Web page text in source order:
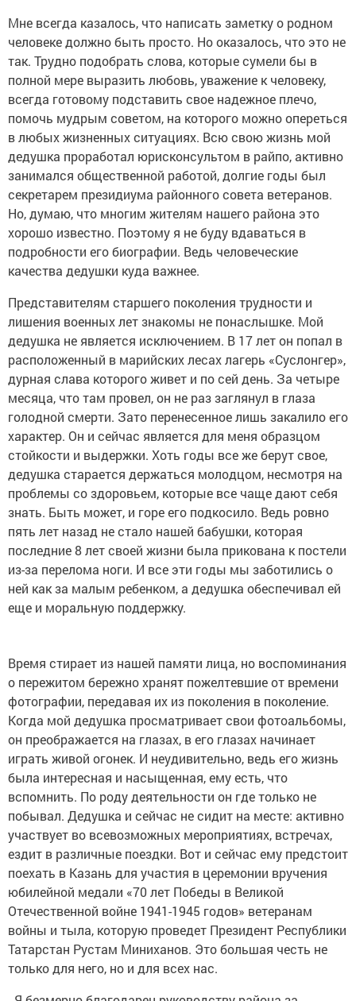
Мне всегда казалось, что написать заметку о родном
человеке должно быть просто. Но оказалось, что это не
так. Трудно подобрать слова, которые сумели бы в
полной мере выразить любовь, уважение к человеку,
всегда готовому подставить свое надежное плечо,
помочь мудрым советом, на которого можно опереться
в любых жизненных ситуациях. Всю свою жизнь мой
дедушка проработал юрисконсультом в райпо, активно
занимался общественной работой, долгие годы был
секретарем президиума районного совета ветеранов.
Но, думаю, что многим жителям нашего района это
хорошо известно. Поэтому я не буду вдаваться в
подробности его биографии. Ведь человеческие
качества дедушки куда важнее.
Представителям старшего поколения трудности и
лишения военных лет знакомы не понаслышке. Мой
дедушка не является исключением. В 17 лет он попал в
расположенный в марийских лесах лагерь «Суслонгер»,
дурная слава которого живет и по сей день. За четыре
месяца, что там провел, он не раз заглянул в глаза
голодной смерти. Зато перенесенное лишь закалило его
характер. Он и сейчас является для меня образцом
стойкости и выдержки. Хоть годы все же берут свое,
дедушка старается держаться молодцом, несмотря на
проблемы со здоровьем, которые все чаще дают себя
знать. Быть может, и горе его подкосило. Ведь ровно
пять лет назад не стало нашей бабушки, которая
последние 8 лет своей жизни была прикована к постели
из-за перелома ноги. И все эти годы мы заботились о
ней как за малым ребенком, а дедушка обеспечивал ей
еще и моральную поддержку.
Время стирает из нашей памяти лица, но воспоминания
о пережитом бережно хранят пожелтевшие от времени
фотографии, передавая их из поколения в поколение.
Когда мой дедушка просматривает свои фотоальбомы,
он преображается на глазах, в его глазах начинает
играть живой огонек. И неудивительно, ведь его жизнь
была интересная и насыщенная, ему есть, что
вспомнить. По роду деятельности он где только не
побывал. Дедушка и сейчас не сидит на месте: активно
участвует во всевозможных мероприятиях, встречах,
ездит в различные поездки. Вот и сейчас ему предстоит
поехать в Казань для участия в церемонии вручения
юбилейной медали «70 лет Победы в Великой
Отечественной войне 1941-1945 годов» ветеранам
войны и тыла, которую проведет Президент Республики
Татарстан Рустам Миниханов. Это большая честь не
только для него, но и для всех нас.